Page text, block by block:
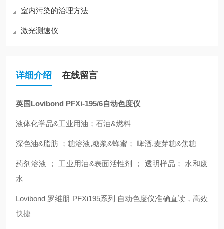
室内污染的治理方法
激光测速仪
详细介绍 在线留言
英国Lovibond PFXi-195/6自动色度仪
液体化学品&工业用油 ； 石油&燃料
深色油&脂肪 ； 糖溶液,糖浆&蜂蜜 ； 啤酒,麦芽糖&焦糖
药剂溶液 ； 工业用油&表面活性剂 ； 透明样品 ；
水和废
水
Lovibond 罗维朋 PFXi195系列 自动色度仪准确直读，高效
快捷